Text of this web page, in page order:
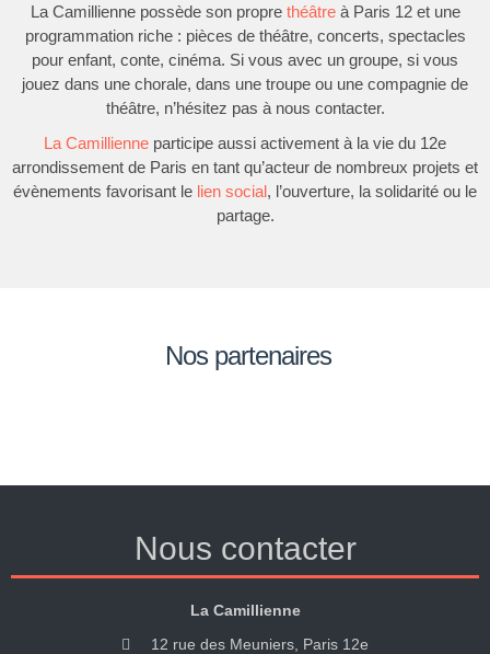
La Camillienne possède son propre théâtreà Paris 12 et une
programmation riche : pièces de théâtre, concerts, spectacles
pour enfant, conte, cinéma. Si vous avec un groupe, si vous
jouez dans une chorale, dans une troupe ou une compagnie de
théâtre, n’hésitez pas à nous contacter.
La Camillienne participe aussi activement à la vie du 12e
arrondissement de Paris en tant qu’acteur de nombreux projets et
évènements favorisant le lien social, l’ouverture, la solidarité ou le
partage.
Nos partenaires
Nous contacter
La Camillienne
12 rue des Meuniers, Paris 12e